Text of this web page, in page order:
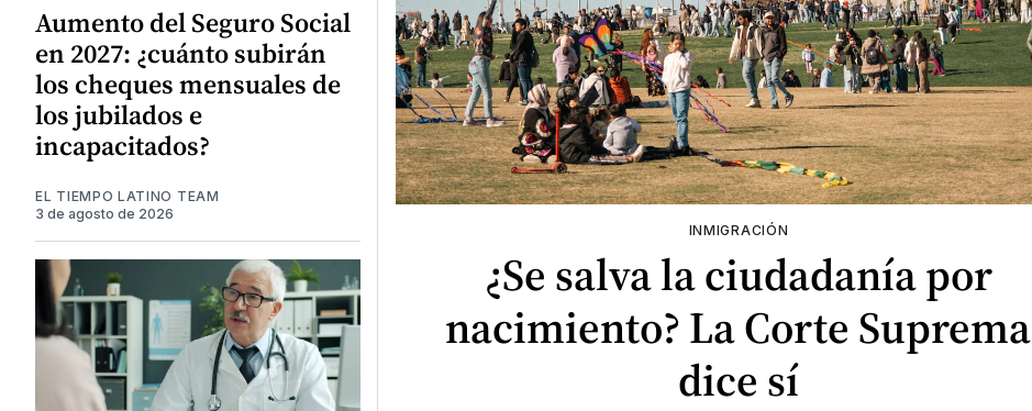
Aumento del Seguro Social
en 2027: ¿cuánto subirán
los cheques mensuales de
los jubilados e
incapacitados?
EL TIEMPO LATINO TEAM
3 de agosto de 2026
INMIGRACIÓN
¿Se salva la ciudadanía por
nacimiento? La Corte Suprema
dice sí